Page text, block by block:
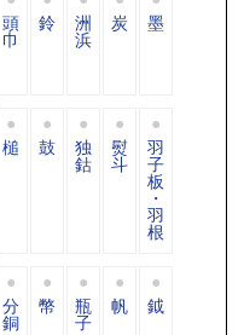
頭
巾
鈴 洲
浜
炭 墨
槌 鼓 独
鈷
熨
斗
羽
子
板
・
羽
根
分
銅
幣 瓶
子
帆 鉞